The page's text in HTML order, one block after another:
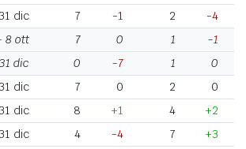
dic 7 -1 2
-4
8 ott 7 0 1
-1
dic 0 -7 1
0
dic 7 0 2
0
dic 8 +1 4
+2
dic 4 -4 7
+3